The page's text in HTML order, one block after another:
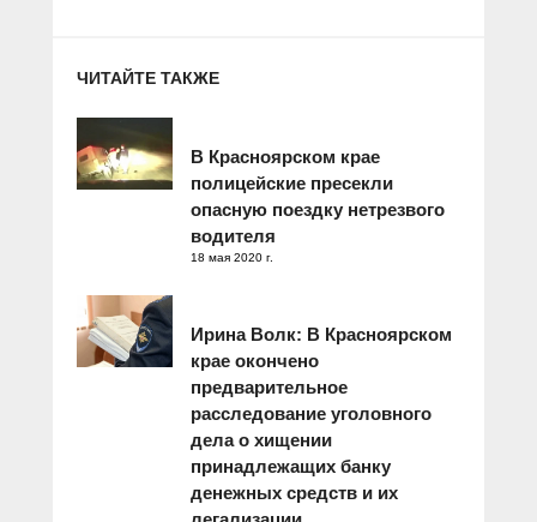
ЧИТАЙТЕ ТАКЖЕ
В Красноярском крае
полицейские пресекли
опасную поездку нетрезвого
водителя
18 мая 2020 г.
Ирина Волк: В Красноярском
крае окончено
предварительное
расследование уголовного
дела о хищении
принадлежащих банку
денежных средств и их